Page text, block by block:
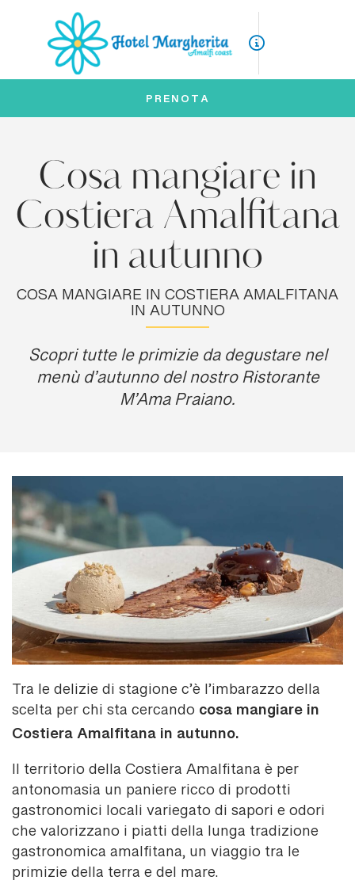
PRENOTA
Cosa mangiare in
Costiera Amalfitana
in autunno
COSA MANGIARE IN COSTIERA AMALFITANA
IN AUTUNNO
Scopri tutte le primizie da degustare nel
menù d’autunno del nostro Ristorante
M’Ama Praiano.
Tra le delizie di stagione c’è l’imbarazzo della
scelta per chi sta cercando cosa mangiare in
Costiera Amalfitana in autunno.
Il territorio della Costiera Amalfitana è per
antonomasia un paniere ricco di prodotti
gastronomici locali variegato di sapori e odori
che valorizzano i piatti della lunga tradizione
gastronomica amalfitana, un viaggio tra le
primizie della terra e del mare.